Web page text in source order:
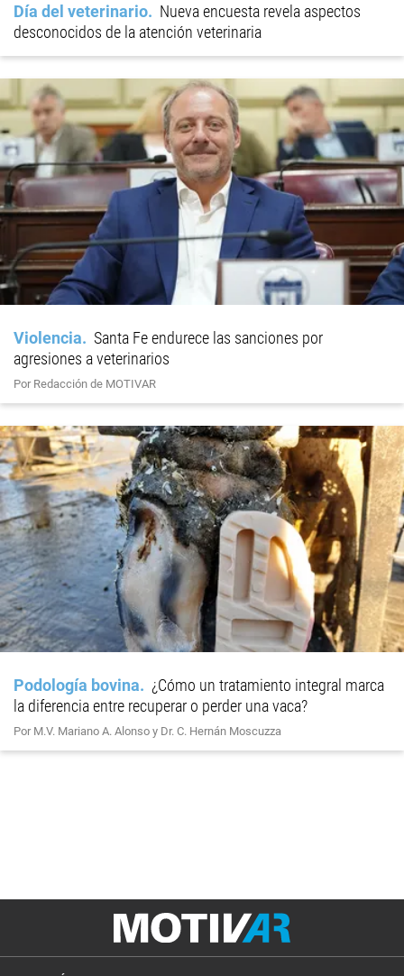
Día del veterinario
Nueva encuesta revela aspectos
desconocidos de la atención veterinaria
Violencia
Santa Fe endurece las sanciones por
agresiones a veterinarios
Por Redacción de MOTIVAR
Podología bovina
¿Cómo un tratamiento integral marca
la diferencia entre recuperar o perder una vaca?
Por M.V. Mariano A. Alonso y Dr. C. Hernán Moscuzza